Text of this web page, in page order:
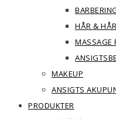
HÅR &
MASSAGE
MAKEUP
ANSIGTS
PRODUKTER